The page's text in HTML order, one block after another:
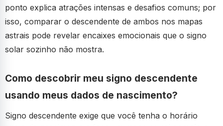
ponto explica atrações intensas e desafios comuns; por
isso, comparar o descendente de ambos nos mapas
astrais pode revelar encaixes emocionais que o signo
solar sozinho não mostra.
Como descobrir meu signo descendente
usando meus dados de nascimento?
Signo descendente exige que você tenha o horário